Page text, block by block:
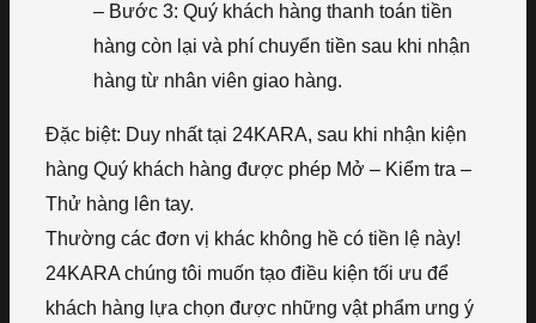
– Bước 3: Quý khách hàng thanh toán tiền
hàng còn lại và phí chuyển tiền sau khi nhận
hàng từ nhân viên giao hàng.
Đặc biệt: Duy nhất tại 24KARA, sau khi nhận kiện
hàng Quý khách hàng được phép Mở – Kiểm tra –
Thử hàng lên tay.
Thường các đơn vị khác không hề có tiền lệ này!
24KARA chúng tôi muốn tạo điều kiện tối ưu để
khách hàng lựa chọn được những vật phẩm ưng ý